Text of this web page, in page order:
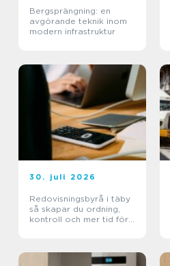
Bergsprängning: en
avgörande teknik inom
modern infrastruktur
30. juli 2026
Redovisningsbyrå i täby
så skapar du ordning,
kontroll och mer tid för